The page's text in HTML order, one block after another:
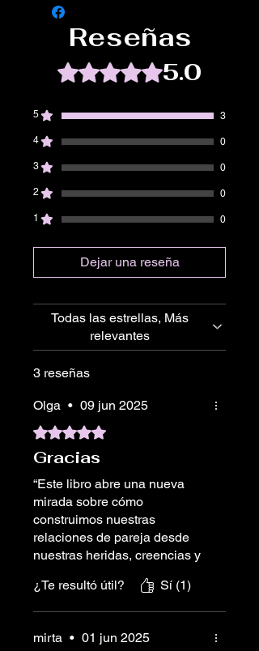
Reseñas
Obtuvo 5 de 5 estrellas.
5.0
5 3
4 0
3 0
2 0
1 0
Dejar una reseña
Todas las estrellas, Más
relevantes
3 reseñas
Olga • 09 jun 2025
Obtuvo 5 de 5 estrellas.
Gracias
“Este libro abre una nueva
mirada sobre cómo
construimos nuestras
relaciones de pareja desde
nuestras heridas, creencias y
través de herramientas del
Coaching, invita a hacer un
autoconocimiento,
¿Te resultó útil? Sí (1)
mirta • 01 jun 2025